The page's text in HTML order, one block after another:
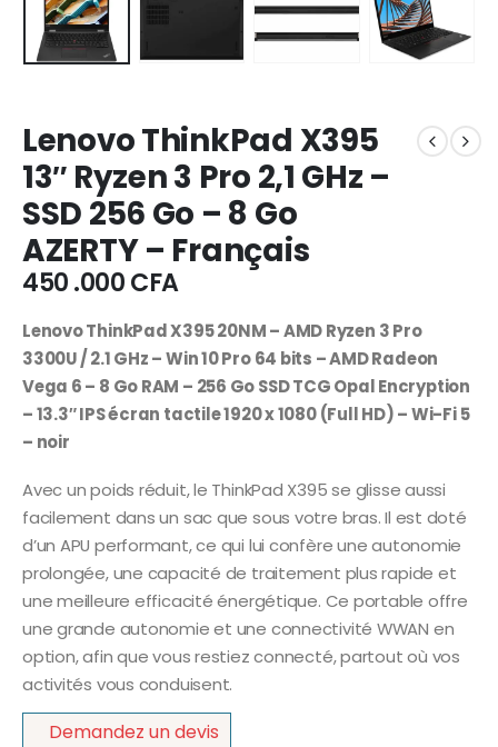
Lenovo ThinkPad X395
13″ Ryzen 3 Pro 2,1 GHz –
SSD 256 Go – 8 Go
AZERTY – Français
450 .000CFA
Lenovo ThinkPad X395 20NM – AMD Ryzen 3 Pro
3300U / 2.1 GHz – Win 10 Pro 64 bits – AMD Radeon
Vega 6 – 8 Go RAM – 256 Go SSD TCG Opal Encryption
– 13.3″ IPS écran tactile 1920 x 1080 (Full HD) – Wi-Fi 5
– noir
Avec un poids réduit, le ThinkPad X395 se glisse aussi
facilement dans un sac que sous votre bras. Il est doté
d’un APU performant, ce qui lui confère une autonomie
prolongée, une capacité de traitement plus rapide et
une meilleure efficacité énergétique. Ce portable offre
une grande autonomie et une connectivité WWAN en
option, afin que vous restiez connecté, partout où vos
activités vous conduisent.
Demandez un devis